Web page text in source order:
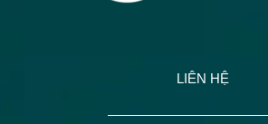
LIÊN HỆ